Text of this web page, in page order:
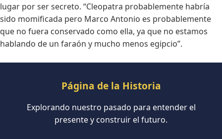
lugar por ser secreto. “Cleopatra probablemente habría
sido momificada pero Marco Antonio es probablemente
que no fuera conservado como ella, ya que no estamos
hablando de un faraón y mucho menos egipcio”.
Página de la Historia
Explorando nuestro pasado para entender el
presente y construir el futuro.